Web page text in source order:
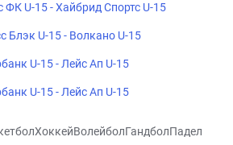
ФК U-15 - Хайбрид Спортс U-15
Блэк U-15 - Волкано U-15
U-15 - Лейс Ап U-15
U-15 - Лейс Ап U-15
ХоккейВолейболГандболПадел